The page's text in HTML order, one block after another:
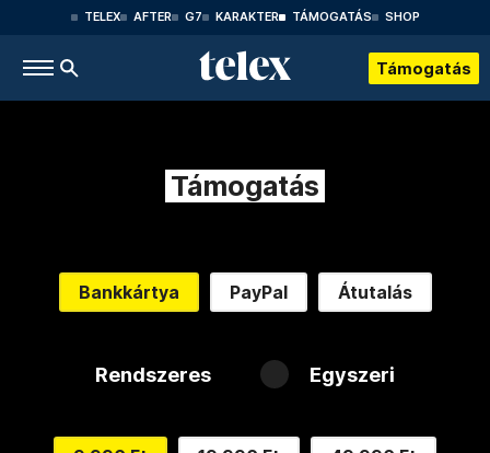
TELEX AFTER G7 KARAKTER TÁMOGATÁS SHOP
Támogatás
Támogatás
Bankkártya PayPal Átutalás
Rendszeres Egyszeri